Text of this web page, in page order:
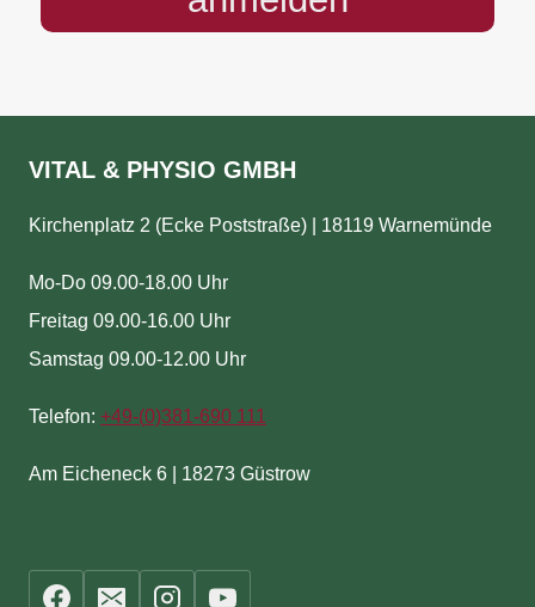
VITAL & PHYSIO GMBH
Kirchenplatz 2 (Ecke Poststraße) | 18119 Warnemünde
Mo-Do 09.00-18.00 Uhr
Freitag 09.00-16.00 Uhr
Samstag 09.00-12.00 Uhr
Telefon: +49-(0)381-690 111
Am Eicheneck 6 | 18273 Güstrow